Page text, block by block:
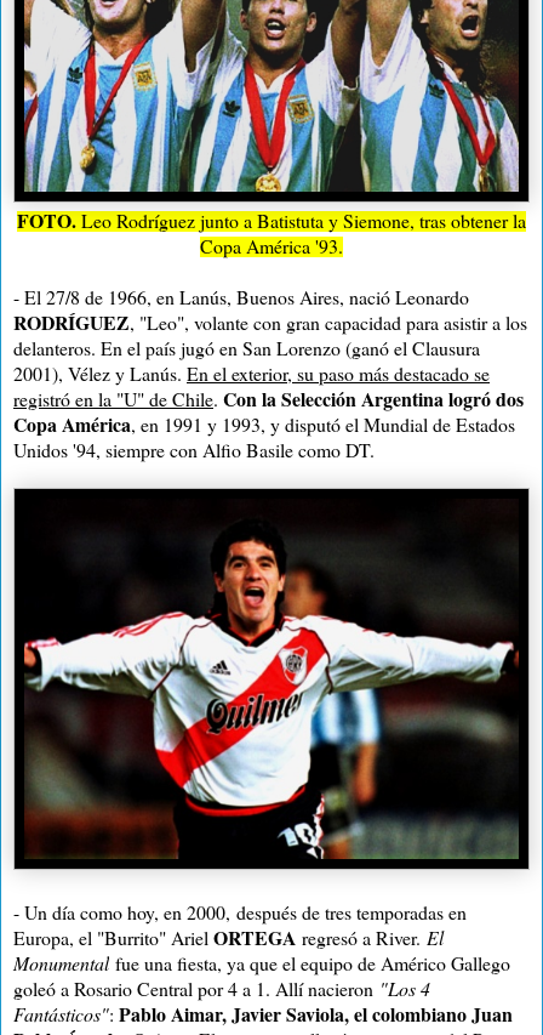
FOTO.Leo Rodríguez junto a Batistuta y Siemone, tras obtener la
Copa América '93.
- El 27/8 de 1966, en Lanús, Buenos Aires, nació Leonardo
RODRÍGUEZ, "Leo", volante con gran capacidad para asistir a los
delanteros. En el país jugó en San Lorenzo (ganó el Clausura
2001), Vélez y Lanús. En el exterior, su paso más destacado se
registró en la "U" de Chile. Con la Selección Argentina logró dos
Copa América, en 1991 y 1993, y disputó el Mundial de Estados
Unidos '94, siempre con Alfio Basile como DT.
- Un día como hoy, en 2000, después de tres temporadas en
Europa, el "Burrito" Ariel ORTEGA regresó a River. El
Monumental fue una fiesta, ya que el equipo de Américo Gallego
goleó a Rosario Central por 4 a 1. Allí nacieron "Los 4
Fantásticos": Pablo Aimar, Javier Saviola, el colombiano Juan